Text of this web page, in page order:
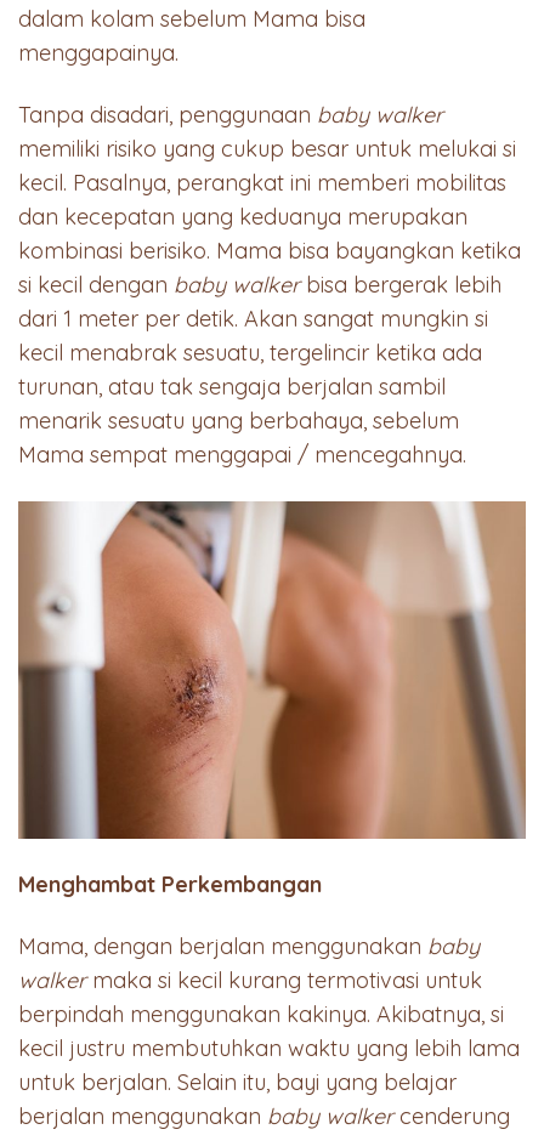
dalam kolam sebelum Mama bisa
menggapainya.
Tanpa disadari, penggunaan baby walker
memiliki risiko yang cukup besar untuk melukai si
kecil. Pasalnya, perangkat ini memberi mobilitas
dan kecepatan yang keduanya merupakan
kombinasi berisiko. Mama bisa bayangkan ketika
si kecil dengan baby walkerbisa bergerak lebih
dari 1 meter per detik. Akan sangat mungkin si
kecil menabrak sesuatu, tergelincir ketika ada
turunan, atau tak sengaja berjalan sambil
menarik sesuatu yang berbahaya, sebelum
Mama sempat menggapai / mencegahnya.
Menghambat Perkembangan
Mama, dengan berjalan menggunakan baby
walkermaka si kecil kurang termotivasi untuk
berpindah menggunakan kakinya. Akibatnya, si
kecil justru membutuhkan waktu yang lebih lama
untuk berjalan. Selain itu, bayi yang belajar
berjalan menggunakan baby walkercenderung